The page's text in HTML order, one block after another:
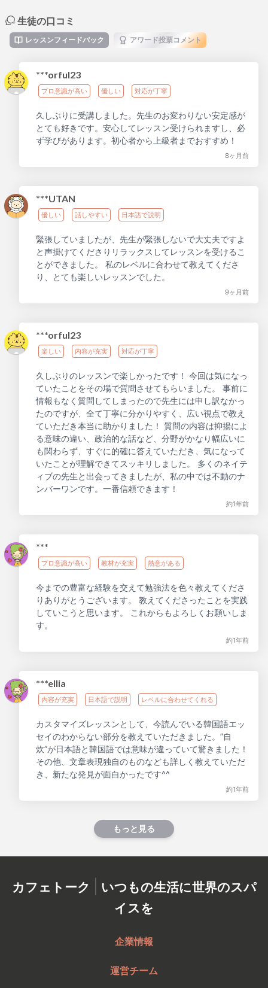
生徒の口コミ
レッスンフィードバック アワード投票コメント
***orful23
プロ意識が高い 優しい 対応が丁寧
久しぶりに受講しました。先生のお変わりない安定感が
とても好きです。安心してレッスン受けられますし、必
ず学びがあります。初心者から上級者までおすすめ！
8ヶ月前
***UTAN
優しい 話しやすい 日本語で説明
緊張していましたが、先生が緊張しないで大丈夫ですよ
と声掛けてくださりリラックスしてレッスンを受けるこ
とができました。 私のレベルに合わせて教えてくださ
り、とても楽しいレッスンでした。
9ヶ月前
***orful23
楽しい 内容が充実 対応が丁寧
久しぶりのレッスンで楽しかったです！ 今回は気になっ
ていたことをその場で質問させてもらいました。 事前に
情報もなく質問してしまったので先生には申し訳なかっ
たのですが、全て丁寧に分かりやすく、広い視点で教え
ていただき本当に助かりました！ 質問の内容は抑揚によ
る意味の違い、政治的な話など、分野がかなり幅広いに
も関わらず、すぐに的確に答えていただき、気になって
いたことが理解できてスッキリしました。 多くのネイテ
ィブの先生と出会ってきましたが、私の中では不動のナ
ンバーワンです。一番信頼できます！
約1年前
***
プロ意識が高い 教材が充実 熱意がある
今までの豊富な経験を交えて勉強法を色々教えてくださ
りありがとうございます。 教えてくださったことを実践
していこうと思います。 これからもよろしくお願いしま
す。
約1年前
***ellia
内容が充実 日本語で説明 レベルに合わせてくれる
カスタマイズレッスンとして、今読んでいる韓国語エッ
セイのわからない部分を教えていただきました。”自
炊”が日本語と韓国語では意味が違っていて驚きました！
その他、文章表現独自のものなども詳しく教えていただ
き、新たな発見が面白かったです^^
約1年前
もっと見る
カフェトーク | いつもの生活に世界のスパ
イスを
企業情報
運営チーム